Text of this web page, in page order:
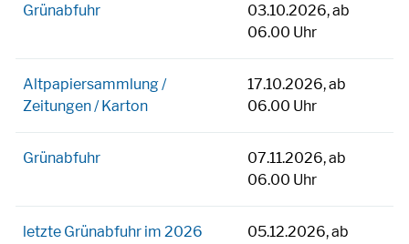
Grünabfuhr
03.10.2026, ab
06.00 Uhr
Altpapiersammlung /
Zeitungen / Karton
17.10.2026, ab
06.00 Uhr
Grünabfuhr
07.11.2026, ab
06.00 Uhr
letzte Grünabfuhr im 2026
05.12.2026, ab